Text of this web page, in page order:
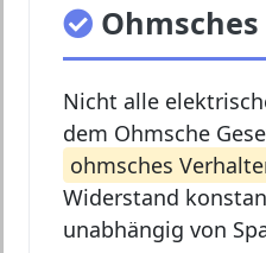
Nicht alle
dem Ohmsche
ohmsches
Widerstand
unabhängig von